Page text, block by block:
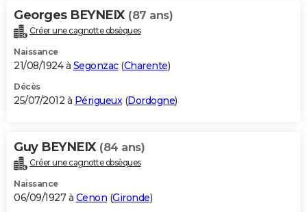
Georges BEYNEIX (87 ans)
Créer une cagnotte obsèques
Naissance
21/08/1924 à Segonzac(Charente)
Décès
25/07/2012 à Périgueux(Dordogne)
Guy BEYNEIX (84 ans)
Créer une cagnotte obsèques
Naissance
06/09/1927 à Cenon (Gironde)